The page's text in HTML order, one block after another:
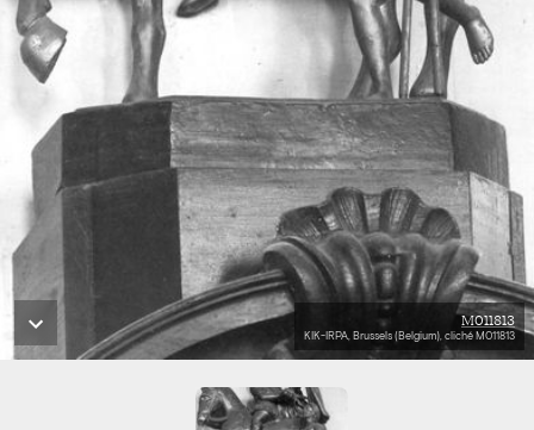
M011813
KIK-IRPA, Brussels (Belgium), cliché M011813